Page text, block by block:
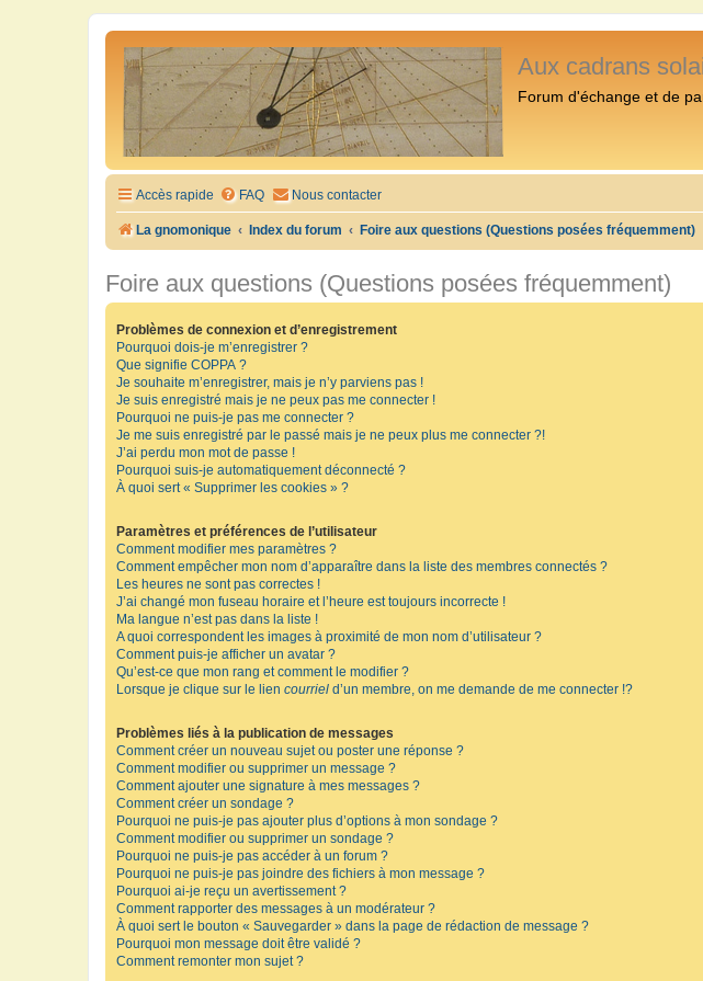
Aux cadrans
Forum d'échange et de
Accès rapide FAQ Nous contacter
La gnomonique Index du forum Foire aux questions (Questions posées fréquemment)
Foire aux questions (Questions posées fréquemment)
Problèmes de connexion et d’enregistrement
Pourquoi dois-je m’enregistrer ?
Que signifie COPPA ?
Je souhaite m’enregistrer, mais je n’y parviens pas !
Je suis enregistré mais je ne peux pas me connecter !
Pourquoi ne puis-je pas me connecter ?
Je me suis enregistré par le passé mais je ne peux plus me connecter ?!
J’ai perdu mon mot de passe !
Pourquoi suis-je automatiquement déconnecté ?
À quoi sert « Supprimer les cookies » ?
Paramètres et préférences de l’utilisateur
Comment modifier mes paramètres ?
Comment empêcher mon nom d’apparaître dans la liste des membres connectés ?
Les heures ne sont pas correctes !
J’ai changé mon fuseau horaire et l’heure est toujours incorrecte !
Ma langue n’est pas dans la liste !
A quoi correspondent les images à proximité de mon nom d’utilisateur ?
Comment puis-je afficher un avatar ?
Qu’est-ce que mon rang et comment le modifier ?
Lorsque je clique sur le lien courriel d’un membre, on me demande de me connecter !?
Problèmes liés à la publication de messages
Comment créer un nouveau sujet ou poster une réponse ?
Comment modifier ou supprimer un message ?
Comment ajouter une signature à mes messages ?
Comment créer un sondage ?
Pourquoi ne puis-je pas ajouter plus d’options à mon sondage ?
Comment modifier ou supprimer un sondage ?
Pourquoi ne puis-je pas accéder à un forum ?
Pourquoi ne puis-je pas joindre des fichiers à mon message ?
Pourquoi ai-je reçu un avertissement ?
Comment rapporter des messages à un modérateur ?
À quoi sert le bouton « Sauvegarder » dans la page de rédaction de message ?
Pourquoi mon message doit être validé ?
Comment remonter mon sujet ?